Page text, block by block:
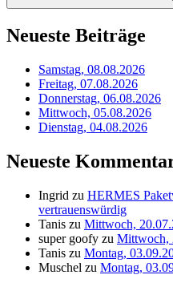
Neueste Beiträge
Samstag, 08.08.2026
Freitag, 07.08.2026
Donnerstag, 06.08.2026
Mittwoch, 05.08.2026
Dienstag, 04.08.2026
Neueste
Ingrid zu HERMES
vertrauenswürdig
Tanis zu Mittwoch,
super goofy zu Mittwoch,
Tanis zu Montag,
Muschel zu Montag,